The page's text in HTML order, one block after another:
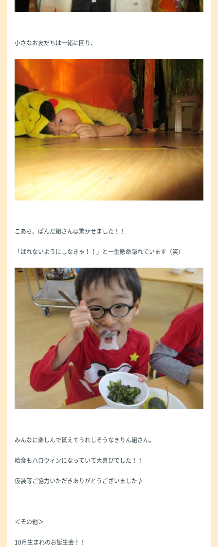
小さなお友だちは一緒に回り、
こあら、ぱんだ組さんは驚かせました！！
「ばれないようにしなきゃ！！」と一生懸命隠れています（笑）
みんなに楽しんで貰えてうれしそうなきりん組さん。
給食もハロウィンになっていて大喜びでした！！
仮装等ご協力いただきありがとうございました♪
＜その他＞
10月生まれのお誕生会！！